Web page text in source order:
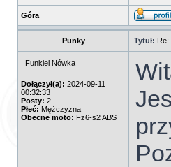
Góra
Punky Tytuł: Re:
Funkiel Nówka
Dołączył(a): 2024-09-11
00:32:33
Posty: 2
Płeć: Mężczyzna
Obecne moto: Fz6-s2 ABS